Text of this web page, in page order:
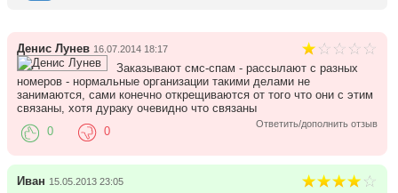
Денис Лунев 16.07.2014 18:17
Заказывают смс-спам - рассылают с разных
номеров - нормальные организации такими делами не
занимаются, сами конечно открещиваются от того что они с этим
связаны, хотя дураку очевидно что связаны
Ответить/дополнить отзыв
0 0
Иван 15.05.2013 23:05